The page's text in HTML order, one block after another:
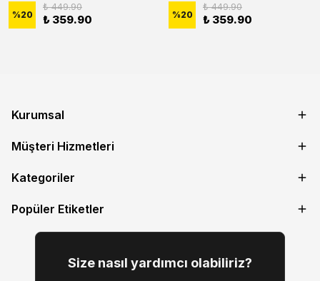
%20
₺ 449.90
₺ 359.90 %20
₺ 449.90
₺ 359.90
Kurumsal
Müşteri Hizmetleri
Kategoriler
Popüler Etiketler
Size nasıl yardımcı olabiliriz?